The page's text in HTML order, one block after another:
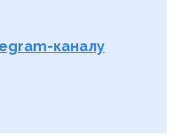
каналу